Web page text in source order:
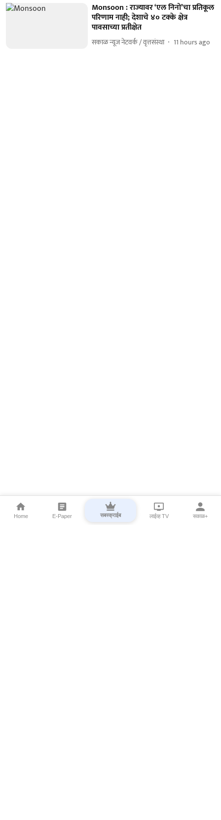
Monsoon : राज्यावर ‘एल निनो’चा प्रतिकूल
परिणाम नाही; देशाचे ४० टक्के क्षेत्र
पावसाच्या प्रतीक्षेत
सकाळ न्यूज नेटवर्क / वृत्तसंस्था 11 hours ago
Home E-Paper सबस्क्राईब लाईव्ह TV सकाळ+